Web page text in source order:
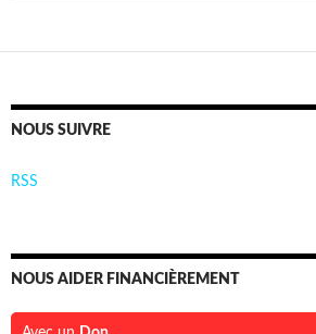
NOUS SUIVRE
RSS
NOUS AIDER FINANCIÈREMENT